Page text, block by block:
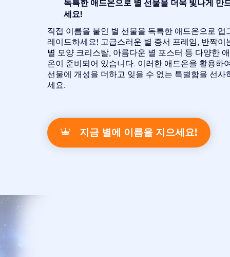
독특한 애드온으로 별 선물을 더욱 빛나게 만
세요!
직접 이름을 붙인 별 선물을 독특한 애드온으로 업
레이드하세요! 고급스러운 별 증서 프레임, 반짝이
별 모양 크리스탈, 아름다운 별 포스터 등 다양한
온이 준비되어 있습니다. 이러한 애드온을 활용하
선물에 개성을 더하고 잊을 수 없는 특별함을 선사
세요.
지금 별에 이름을 지으세요!